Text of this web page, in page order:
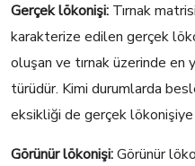
Gerçek lökonişi: Tırnak
karakterize edilen gerçek
oluşan ve tırnak üzerinde en
türüdür. Kimi durumlarda
eksikliği de gerçek
Görünür lökonişi:Görünür